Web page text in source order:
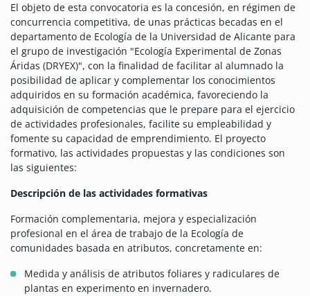
El objeto de esta convocatoria es la concesión, en régimen de
concurrencia competitiva, de unas prácticas becadas en el
departamento de Ecología de la Universidad de Alicante para
el grupo de investigación "Ecología Experimental de Zonas
Áridas (DRYEX)", con la finalidad de facilitar al alumnado la
posibilidad de aplicar y complementar los conocimientos
adquiridos en su formación académica, favoreciendo la
adquisición de competencias que le prepare para el ejercicio
de actividades profesionales, facilite su empleabilidad y
fomente su capacidad de emprendimiento. El proyecto
formativo, las actividades propuestas y las condiciones son
las siguientes:
Descripción de las actividades formativas
Formación complementaria, mejora y especialización
profesional en el área de trabajo de la Ecología de
comunidades basada en atributos, concretamente en:
Medida y análisis de atributos foliares y radiculares de
plantas en experimento en invernadero.